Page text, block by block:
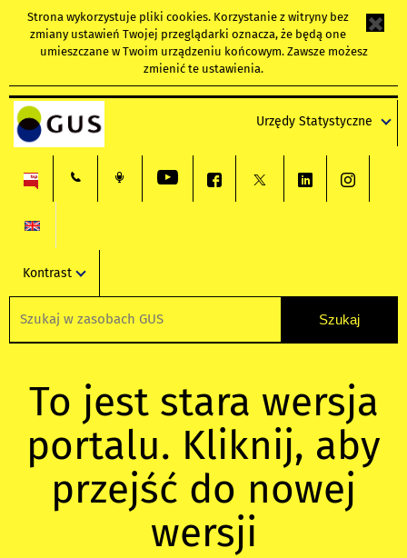
Strona wykorzystuje pliki cookies. Korzystanie z witryny bez
zmiany ustawień Twojej przeglądarki oznacza, że będą one
umieszczane w Twoim urządzeniu końcowym. Zawsze możesz
zmienić te ustawienia.
Urzędy Statystyczne
Kontrast
To jest stara wersja
portalu. Kliknij, aby
przejść do nowej
wersji